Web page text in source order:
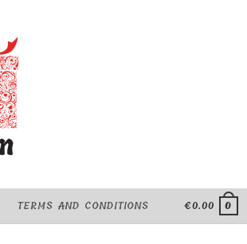
TERMS AND CONDITIONS €0.00 0